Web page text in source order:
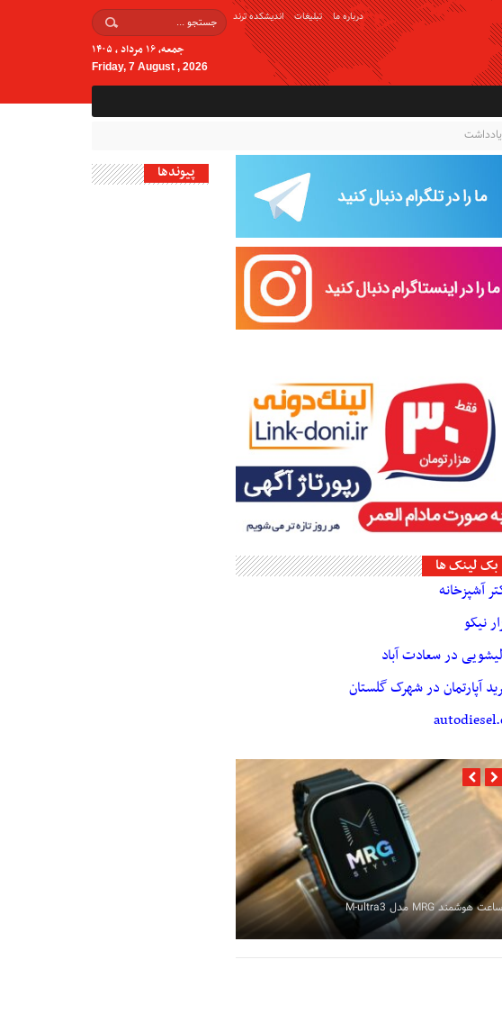
اندیشکده ترند تبلیغات درباره ما
جمعه, ۱۶ مرداد , ۱۴۰۵
Friday, 7 August , 2026
یادداشت
بک لینک ها
آشپزخانه
نیکو
در سعادت آباد
آپارتمان در شهرک گلستان
ساعت هوشمند MRG مدل M-ultra3
پیوندها